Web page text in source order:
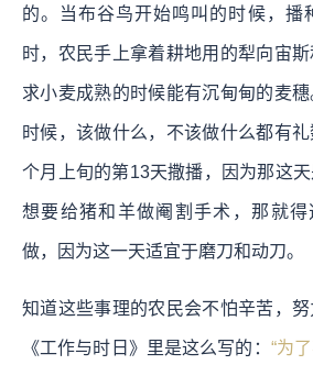
的。当布谷鸟开始鸣叫的时候，播
时，农民手上拿着耕地用的犁向宙
求小麦成熟的时候能有沉甸甸的麦
时候，该做什么，不该做什么都有
个月上旬的第13天撒播，因为那这
想要给猪和羊做阉割手术，那就
做，因为这一天适宜于磨刀和动刀。
知道这些事理的农民会不怕辛苦，努
《工作与时日》里是这么写的： “为